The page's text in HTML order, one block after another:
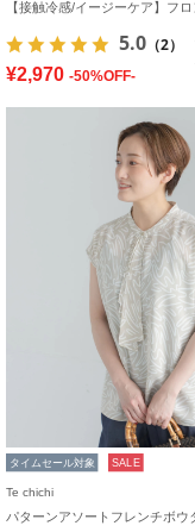
5.0 （2）
¥2,970 -50%OFF-
タイムセール対象 SALE
Te chichi